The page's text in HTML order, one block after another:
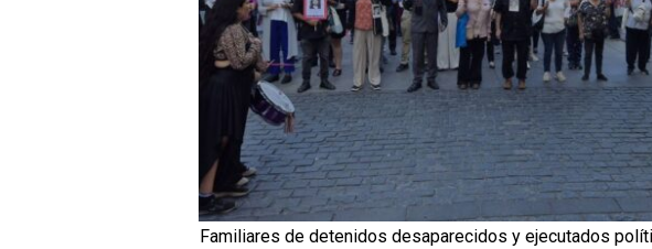
Familiares de detenidos desaparecidos y ejecutados